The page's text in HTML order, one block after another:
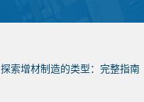
探索增材制造的类型：完整指南